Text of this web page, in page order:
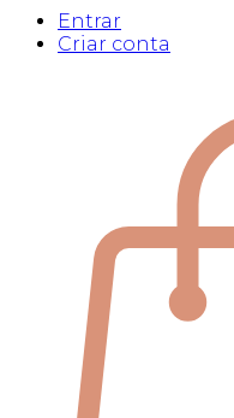
Entrar
Criar conta